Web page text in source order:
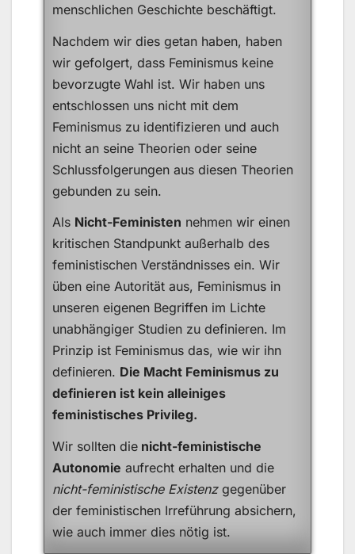
menschlichen Geschichte beschäftigt.
Nachdem wir dies getan haben, haben
wir gefolgert, dass Feminismus keine
bevorzugte Wahl ist. Wir haben uns
entschlossen uns nicht mit dem
Feminismus zu identifizieren und auch
nicht an seine Theorien oder seine
Schlussfolgerungen aus diesen Theorien
gebunden zu sein.
Als Nicht-Feministen nehmen wir einen
kritischen Standpunkt außerhalb des
feministischen Verständnisses ein. Wir
üben eine Autorität aus, Feminismus in
unseren eigenen Begriffen im Lichte
unabhängiger Studien zu definieren. Im
Prinzip ist Feminismus das, wie wir ihn
definieren. Die Macht Feminismus zu
definieren ist kein alleiniges
feministisches Privileg.
Wir sollten die nicht-feministische
Autonomie aufrecht erhalten und die
nicht-feministische Existenzgegenüber
der feministischen Irreführung absichern,
wie auch immer dies nötig ist.